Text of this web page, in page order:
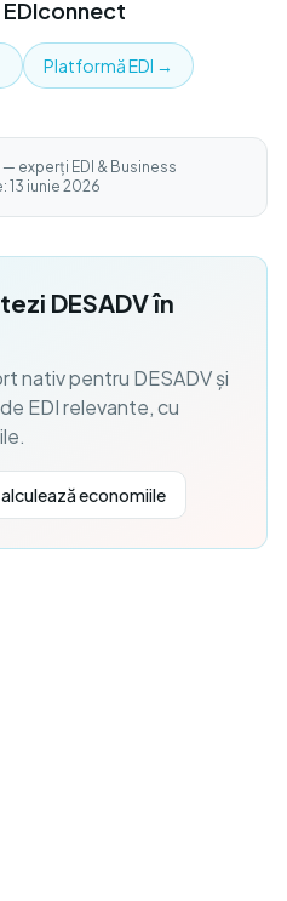
Platformă EDI →
— experți EDI & Business
13 iunie 2026
DESADV în
nativ pentru DESADV și
EDI relevante, cu
economiile